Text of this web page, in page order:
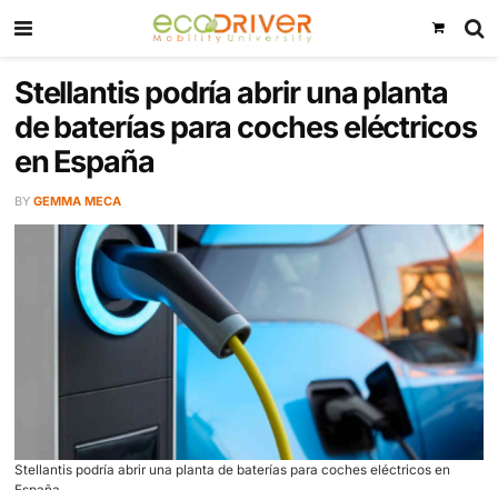
Stellantis podría abrir una
de baterías para coches
en España
GEMMA MECA